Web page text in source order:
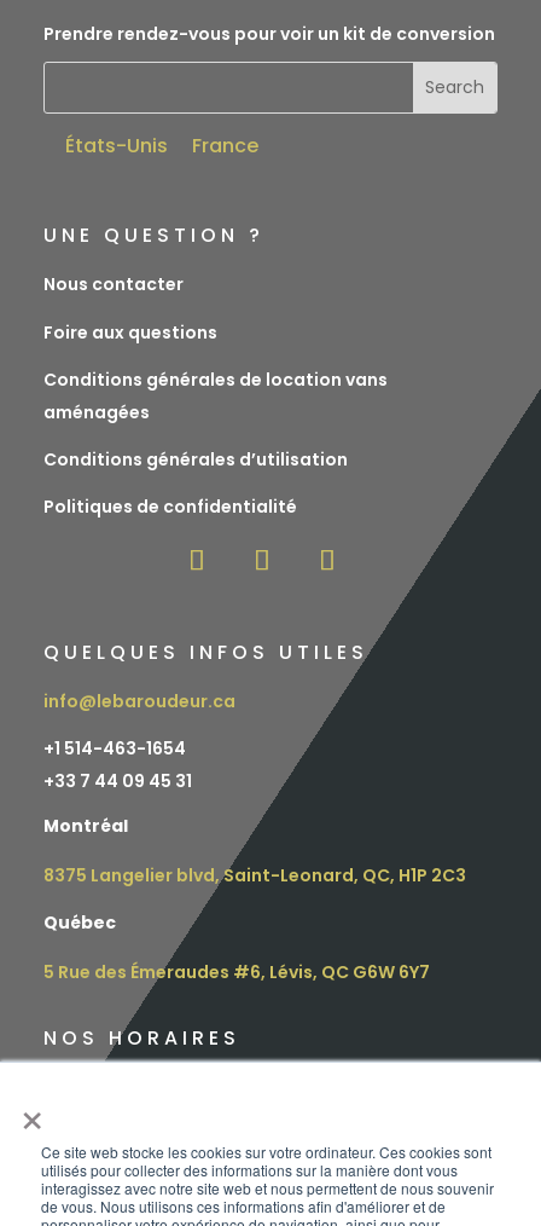
×
Ce site web stocke les cookies sur votre ordinateur. Ces cookies sont
utilisés pour collecter des informations sur la manière dont vous
interagissez avec notre site web et nous permettent de nous souvenir
de vous. Nous utilisons ces informations afin d'améliorer et de
Prendre rendez-vous pour voir un kit de conversion
États-Unis France
UNE QUESTION ?
Nous contacter
Foire aux questions
Conditions générales de location vans
aménagées
Conditions générales d’utilisation
Politiques de confidentialité
QUELQUES INFOS UTILES
info@lebaroudeur.ca
+1 514-463-1654
+33 7 44 09 45 31
Montréal
8375 Langelier blvd, Saint-Leonard, QC, H1P 2C3
Québec
5 Rue des Émeraudes #6, Lévis, QC G6W 6Y7
NOS HORAIRES
Mercredi : 12h – 17h